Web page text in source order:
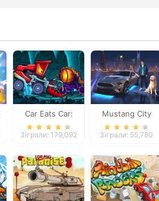
Car Eats Car:
Dungeon
Adventure
Зіграли: 179,092
Mustang City
Driver
Зіграли: 55,780